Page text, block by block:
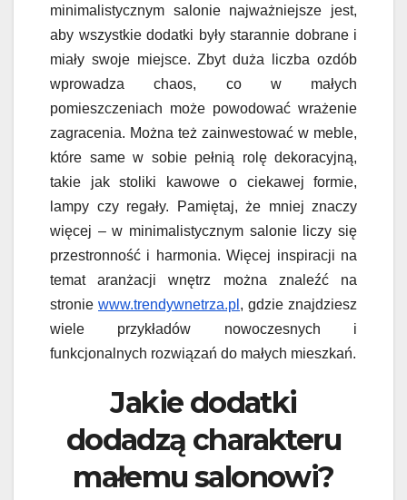
minimalistycznym salonie najważniejsze jest,
aby wszystkie dodatki były starannie dobrane i
miały swoje miejsce. Zbyt duża liczba ozdób
wprowadza chaos, co w małych
pomieszczeniach może powodować wrażenie
zagracenia. Można też zainwestować w meble,
które same w sobie pełnią rolę dekoracyjną,
takie jak stoliki kawowe o ciekawej formie,
lampy czy regały. Pamiętaj, że mniej znaczy
więcej – w minimalistycznym salonie liczy się
przestronność i harmonia. Więcej inspiracji na
temat aranżacji wnętrz można znaleźć na
stronie www.trendywnetrza.pl , gdzie znajdziesz
wiele przykładów nowoczesnych i
funkcjonalnych rozwiązań do małych mieszkań.
Jakie dodatki
dodadzą charakteru
małemu salonowi?